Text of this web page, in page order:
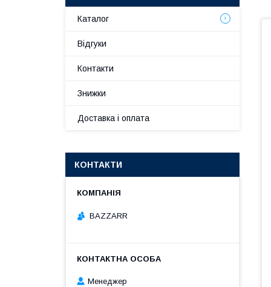
Каталог
Відгуки
Контакти
Знижки
Доставка і оплата
КОНТАКТИ
BAZZARR
Менеджер